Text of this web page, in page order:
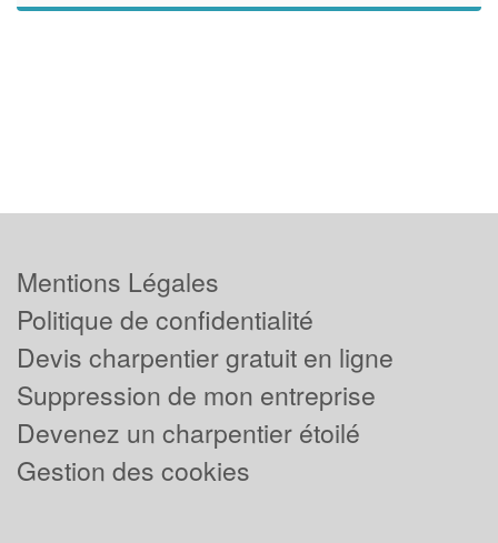
Mentions Légales
Politique de confidentialité
Devis charpentier gratuit en ligne
Suppression de mon entreprise
Devenez un charpentier étoilé
Gestion des cookies